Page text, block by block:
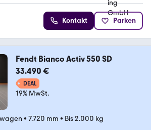
Kontakt Parken
Fendt Bianco Activ 550 SD
33.490 €
DEAL
19% MwSt.
• 7.720 mm • Bis 2.000 kg